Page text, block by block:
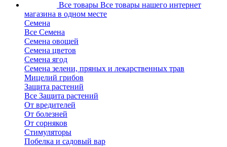
Все товары Все товары нашего интернет
магазина в одном месте
Семена
Все Семена
Семена овощей
Семена цветов
Семена ягод
Семена зелени, пряных и лекарственных трав
Мицелий грибов
Защита растений
Все Защита растений
От вредителей
От болезней
От сорняков
Стимуляторы
Побелка и садовый вар